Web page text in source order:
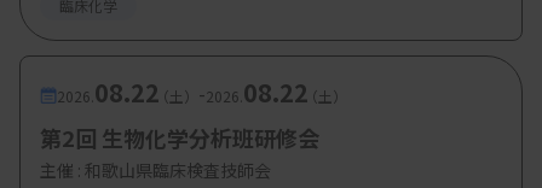
臨床化学
2026. 08.22（土） -2026. 08.22（土）
第2回 生物化学分析班研修会
主催 : 和歌山県臨床検査技師会